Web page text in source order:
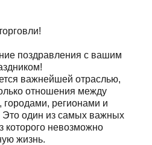
поздравления с вашим
важнейшей отраслью,
отношения между
регионами и
Это один из самых важных
которого невозможно
жизнь.